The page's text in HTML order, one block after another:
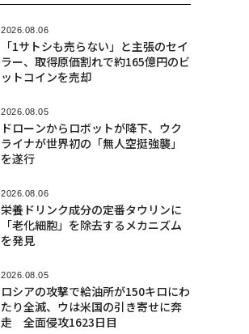
2026.08.06
「1サトシも売らない」と主張のセイ
ラー、取得原価割れで約165億円のビ
ットコインを売却
2026.08.05
ドローンからロボットが降下、ウク
ライナが世界初の「無人空挺強襲」
を遂行
2026.08.06
栄養ドリンク成分の定番タウリンに
「老化細胞」を除去するメカニズム
を発見
2026.08.05
ロシアの攻撃で給油所が150キロにわ
たり全滅、ウは米国の引き寄せに奔
走 全面侵攻1623日目